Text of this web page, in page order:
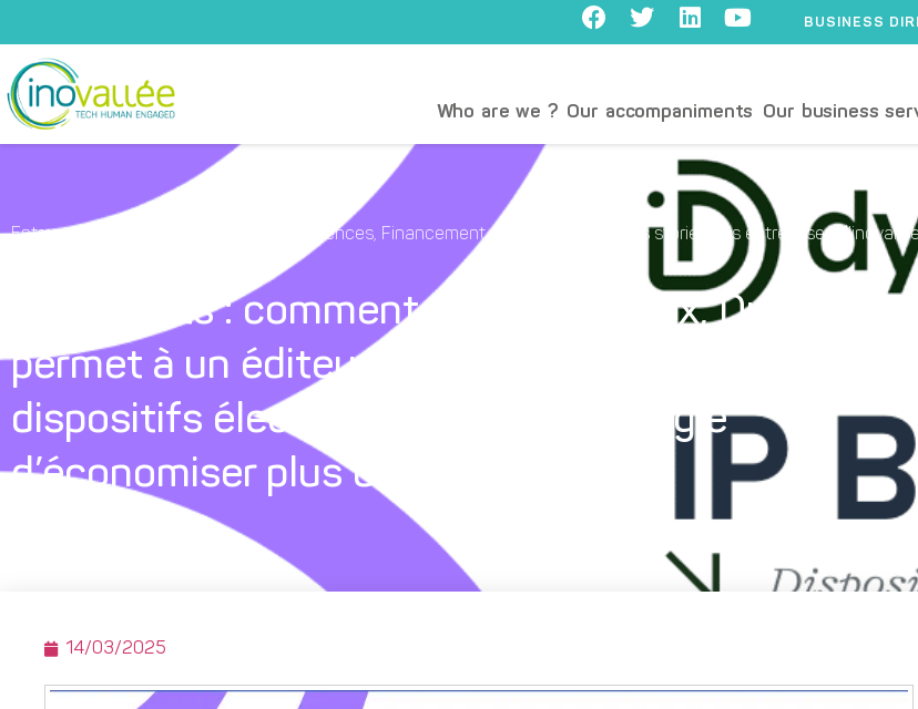
BUSINESS
Who are we ? Our accompaniments Our business
Entreprendre et développer ses compétences, Financement & Concours Sucess stories des entreprises d'inovallée
Cas clients : comment grâce à l’IPBox, Dynergie
permet à un éditeur logiciel et un fabricant de
dispositifs électroniques de métrologie
d’économiser plus de 100 K€ d’IS
14/03/2025